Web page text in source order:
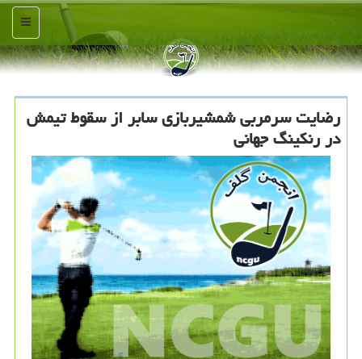
منو
رضایت سرمربی شمشیربازی سابر از سقوط تیمش
در رنكینگ جهانی